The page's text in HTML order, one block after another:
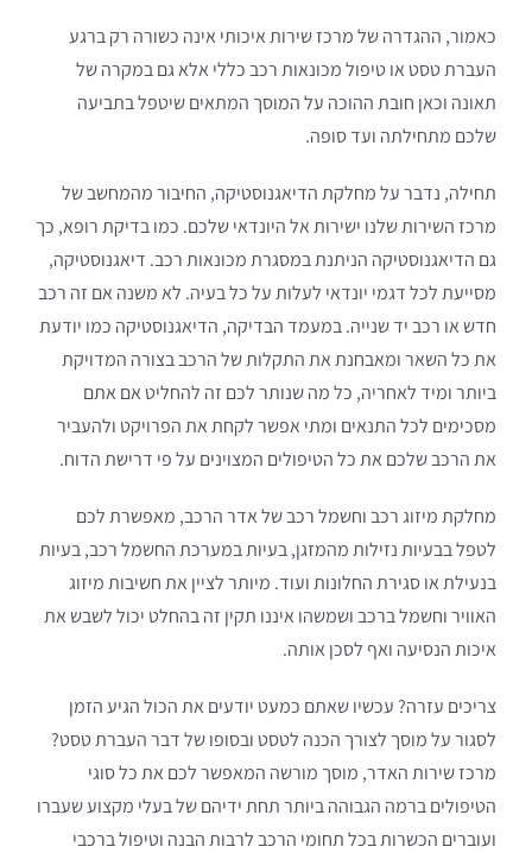
כאמור, ההגדרה של מרכז שירות איכותי אינה כשורה רק ברגע
העברת טסט או טיפול מכונאות רכב כללי אלא גם במקרה של
תאונה וכאן חובת ההוכה על המוסך המתאים שיטפל בתביעה
שלכם מתחילתה ועד סופה.
תחילה, נדבר על מחלקת הדיאגנוסטיקה, החיבור מהמחשב של
מרכז השירות שלנו ישירות אל היונדאי שלכם. כמו בדיקת רופא, כך
גם הדיאגנוסטיקה הניתנת במסגרת מכונאות רכב. דיאגנוסטיקה,
מסייעת לכל דגמי יונדאי לעלות על כל בעיה. לא משנה אם זה רכב
חדש או רכב יד שנייה. במעמד הבדיקה, הדיאגנוסטיקה כמו יודעת
את כל השאר ומאבחנת את התקלות של הרכב בצורה המדויקת
ביותר ומיד לאחריה, כל מה שנותר לכם זה להחליט אם אתם
מסכימים לכל התנאים ומתי אפשר לקחת את הפרויקט ולהעביר
את הרכב שלכם את כל הטיפולים המצוינים על פי דרישת הדוח.
מחלקת מיזוג רכב וחשמל רכב של אדר הרכב, מאפשרת לכם
לטפל בבעיות נזילות מהמזגן, בעיות במערכת החשמל רכב, בעיות
בנעילת או סגירת החלונות ועוד. מיותר לציין את חשיבות מיזוג
האוויר וחשמל ברכב ושמשהו איננו תקין זה בהחלט יכול לשבש את
איכות הנסיעה ואף לסכן אותה.
צריכים עזרה? עכשיו שאתם כמעט יודעים את הכול הגיע הזמן
לסגור על מוסך לצורך הכנה לטסט ובסופו של דבר העברת טסט?
מרכז שירות האדר, מוסך מורשה המאפשר לכם את כל סוגי
הטיפולים ברמה הגבוהה ביותר תחת ידיהם של בעלי מקצוע שעברו
ועוברים הכשרות בכל תחומי הרכב לרבות הבנה וטיפול ברכבי